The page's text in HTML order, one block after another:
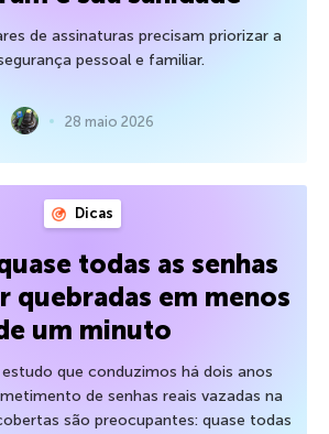
de assinaturas precisam priorizar a
pessoal e familiar.
28 maio 2026
Dicas
todas as senhas
quebradas em menos
um minuto
que conduzimos há dois anos
de senhas reais vazadas na
são preocupantes: quase todas